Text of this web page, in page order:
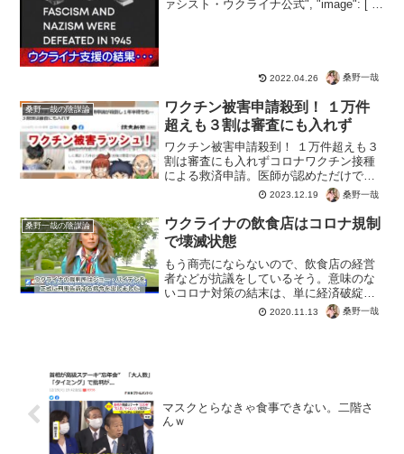
ァシスト・ウクライナ公式", "image": [ ""
2022.04.26 桑野一哉
桑野一哉の陰謀論
ワクチン被害申請殺到！ １万件
超えも３割は審査にも入れず
ワクチン被害申請殺到！ １万件超えも３
割は審査にも入れずコロナワクチン接種
による救済申請。医師が認めただけでも
１万件という被害ラッシュ。やっと読売
さんくらいのマスコミも報道へ。さすが
に反ワクチンの事実を隠すのはもう無理
でしょう。 ワクチン打...
2023.12.19 桑野一哉
桑野一哉の陰謀論
ウクライナの飲食店はコロナ規制
で壊滅状態
もう商売にならないので、飲食店の経営
者などが抗議をしているそう。意味のな
いコロナ対策の結末は、単に経済破綻。
コロナは怖い？本当に怖いのならばデモ
なんてしないでしょう。専門家の非科学
2020.11.13 桑野一哉
マスクとらなきゃ食事できない。二階さ
んｗ